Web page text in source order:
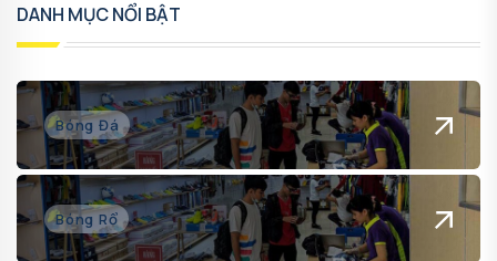
DANH MỤC NỔI BẬT
Bóng Đá
Bóng Rổ